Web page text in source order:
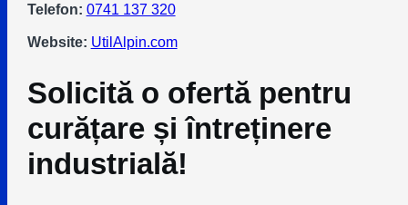
Telefon: 0741 137 320
Website: UtilAlpin.com
Solicită o ofertă pentru
curățare și întreținere
industrială!